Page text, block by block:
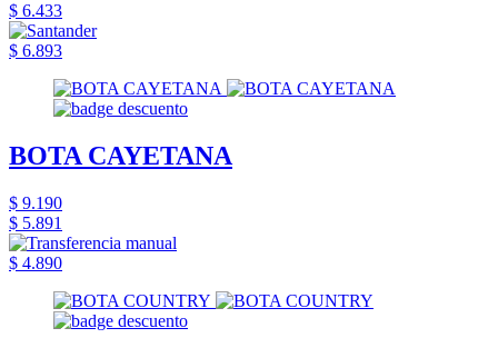
$ 6.433
$ 6.893
BOTA CAYETANA
$ 9.190
$ 5.891
$ 4.890